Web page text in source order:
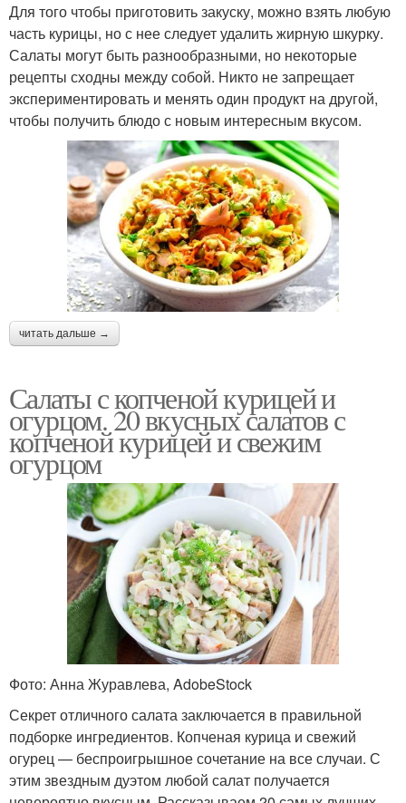
Для того чтобы приготовить закуску, можно взять любую
часть курицы, но с нее следует удалить жирную шкурку.
Салаты могут быть разнообразными, но некоторые
рецепты сходны между собой. Никто не запрещает
экспериментировать и менять один продукт на другой,
чтобы получить блюдо с новым интересным вкусом.
читать дальше →
Салаты с копченой курицей и
огурцом. 20 вкусных салатов с
копченой курицей и свежим
огурцом
Фото: Анна Журавлева, AdobeStock
Секрет отличного салата заключается в правильной
подборке ингредиентов. Копченая курица и свежий
огурец — беспроигрышное сочетание на все случаи. С
этим звездным дуэтом любой салат получается